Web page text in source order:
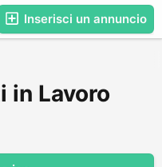
Inserisci un annuncio
in Lavoro